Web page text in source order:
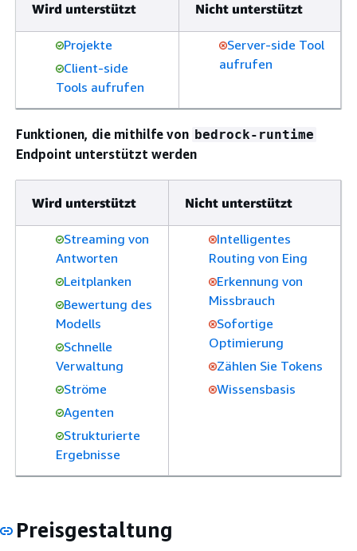
Wird unterstützt Nicht unterstützt
Projekte
Client-side
Tools aufrufen
Server-side Tool
aufrufen
Funktionen, die mithilfe von bedrock-runtime
Endpoint unterstützt werden
Wird unterstützt Nicht unterstützt
Streaming von
Antworten
Leitplanken
Bewertung des
Modells
Schnelle
Verwaltung
Ströme
Agenten
Strukturierte
Ergebnisse
Intelligentes
Routing von Eing
Erkennung von
Missbrauch
Sofortige
Optimierung
Zählen Sie Tokens
Wissensbasis
Preisgestaltung